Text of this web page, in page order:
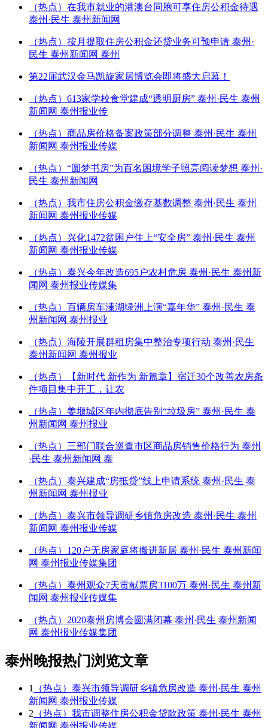
（热点）在我市就业的港澳台同胞可享住房公积金待遇
泰州·民生 泰州新闻网
（热点）按月提取住房公积金还贷业务可预申请 泰州·
民生 泰州新闻网 泰州
第22届武汉金马凯旋家居博览会即将盛大启幕！
（热点）613家学校食堂建成“透明厨房” 泰州·民生 泰州
新闻网 泰州报业传
（热点）商品房价格备案政策部分调整 泰州·民生 泰州
新闻网 泰州报业传媒
（热点）“圆梦书房”为百名困境学子照亮阅读梦想 泰州·
民生 泰州新闻网
（热点）我市住房公积金缴存基数调整 泰州·民生 泰州
新闻网 泰州报业传媒
（热点）兴化1472贫困户住上“安全房” 泰州·民生 泰州
新闻网 泰州报业传媒
（热点）泰兴今年改造695户农村危房 泰州·民生 泰州新
闻网 泰州报业传媒集
（热点）百辆房车溱湖绿洲上演“嘉年华” 泰州·民生 泰
州新闻网 泰州报业
（热点）海陵开展群租房集中整治专项行动 泰州·民生
泰州新闻网 泰州报业
（热点）【新时代 新作为 新篇章】宿迁30个改善农房条
件项目集中开工，让农
（热点）姜堰城区年内彻底告别“垃圾房” 泰州·民生 泰
州新闻网 泰州报业
（热点）三部门联合巡查市区商品房销售价格行为 泰州
·民生 泰州新闻网 泰
（热点）泰兴建成“房抵贷”线上申请系统 泰州·民生 泰
州新闻网 泰州报业
（热点）泰兴市领导调研乡镇危房改造 泰州·民生 泰州
新闻网 泰州报业传媒
（热点）120户无房家庭将搬进新居 泰州·民生 泰州新闻
网 泰州报业传媒集团
（热点）泰州观众7天贡献票房3100万 泰州·民生 泰州新
闻网 泰州报业传媒集
（热点）2020泰州房博会圆满闭幕 泰州·民生 泰州新闻
网 泰州报业传媒集团
泰州晚报热门浏览文章
1
（热点）泰兴市领导调研乡镇危房改造 泰州·民生 泰州
新闻网 泰州报业传媒
2 （热点）我市调整住房公积金贷款政策 泰州·民生 泰州
新闻网 泰州报业传媒